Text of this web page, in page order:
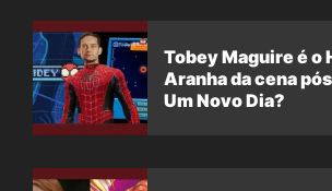
Tobey Maguire é o
Aranha da cena
Um Novo Dia?